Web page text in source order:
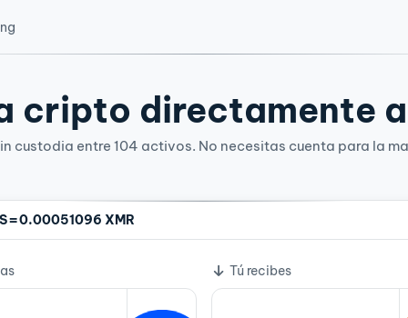
cripto directamente
custodia entre 104 activos. No necesitas cuenta para la
cambio
=0.00051096 XMR
Tú recibes